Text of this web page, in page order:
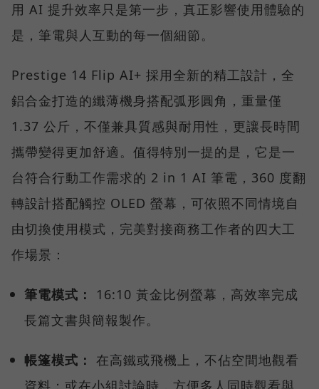
用 AI 提升效率只是第一步，真正影響使用體驗的
是，筆電與人互動的每一個細節。
Prestige 14 Flip AI+ 採用全新的精工設計，全
鋁合金打造的纖薄機身搭配弧形圓角，重量僅
1.37 公斤，不僅兼具質感與耐用性，更讓長時間
攜帶變得更加舒適。值得特別一提的是，它是一
台符合行動工作需求的 2 in 1 AI 筆電，360 度翻
轉設計搭配觸控 OLED 螢幕，可依照不同情境自
由切換使用模式，完美對接商務工作者的四大工
作場景：
筆電模式：
16:10 黃金比例螢幕，高效率完成
長篇文書與簡報製作。
帳篷模式： 在高鐵或飛機上，不佔空間地觀看
資料；或在小組討論時，方便多人同時觀看與